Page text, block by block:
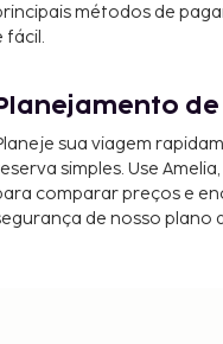
0,9 mi
1,1 mi
- 19,3 km/12 mi
(LHR) - 30,2 km/18,7
- 97,9 km/60,8
km/32,6 mi
- 98,5 km/61,2 mi
métodos de
fácil.
Planejamento
sua viagem
simples. Use
comparar preços e
de nosso plano